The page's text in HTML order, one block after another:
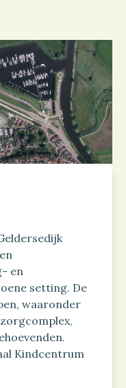
en
setting. De
waaronder
Kindcentrum